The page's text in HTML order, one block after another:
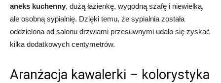
aneks kuchenny, dużą łazienkę, wygodną szafę i niewielką,
ale osobną sypialnię. Dzięki temu, że sypialnia została
oddzielona od salonu drzwiami przesuwnymi udało się zyskać
kilka dodatkowych centymetrów.
Aranżacja kawalerki – kolorystyka